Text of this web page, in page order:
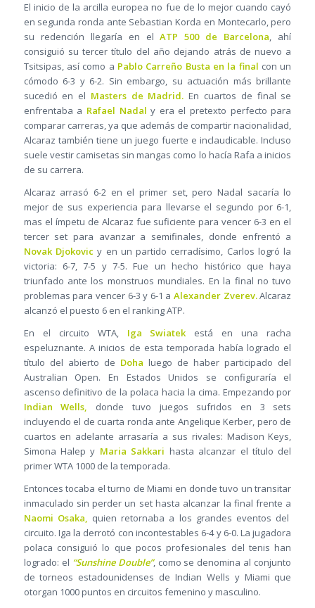
El inicio de la arcilla europea no fue de lo mejor cuando cayó
en segunda ronda ante Sebastian Korda en Montecarlo, pero
su redención llegaría en el ATP 500 de Barcelona, ahí
consiguió su tercer título del año dejando atrás de nuevo a
Tsitsipas, así como a Pablo Carreño Busta en la final con un
cómodo 6-3 y 6-2. Sin embargo, su actuación más brillante
sucedió en el Masters de Madrid. En cuartos de final se
enfrentaba a Rafael Nadal y era el pretexto perfecto para
comparar carreras, ya que además de compartir nacionalidad,
Alcaraz también tiene un juego fuerte e inclaudicable. Incluso
suele vestir camisetas sin mangas como lo hacía Rafa a inicios
de su carrera.
Alcaraz arrasó 6-2 en el primer set, pero Nadal sacaría lo
mejor de sus experiencia para llevarse el segundo por 6-1,
mas el ímpetu de Alcaraz fue suficiente para vencer 6-3 en el
tercer set para avanzar a semifinales, donde enfrentó a
Novak Djokovic y en un partido cerradísimo, Carlos logró la
victoria: 6-7, 7-5 y 7-5. Fue un hecho histórico que haya
triunfado ante los monstruos mundiales. En la final no tuvo
problemas para vencer 6-3 y 6-1 aAlexander Zverev.Alcaraz
alcanzó el puesto 6 en el ranking ATP.
En el circuito WTA,Iga Swiatekestá en una racha
espeluznante. A inicios de esta temporada había logrado el
título del abierto de Doha luego de haber participado del
Australian Open. En Estados Unidos se configuraría el
ascenso definitivo de la polaca hacia la cima. Empezando por
Indian Wells, donde tuvo juegos sufridos en 3 sets
incluyendo el de cuarta ronda ante Angelique Kerber, pero de
cuartos en adelante arrasaría a sus rivales: Madison Keys,
Simona Halep y Maria Sakkari hasta alcanzar el título del
primer WTA 1000 de la temporada.
Entonces tocaba el turno de Miami en donde tuvo un transitar
inmaculado sin perder un set hasta alcanzar la final frente a
Naomi Osaka, quien retornaba a los grandes eventos del
circuito. Iga la derrotó con incontestables 6-4 y 6-0. La jugadora
polaca consiguió lo que pocos profesionales del tenis han
logrado: el “Sunshine Double”, como se denomina al conjunto
de torneos estadounidenses de Indian Wells y Miami que
otorgan 1000 puntos en circuitos femenino y masculino.